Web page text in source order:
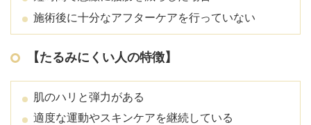
施術後に十分なアフターケアを行っていない
【たるみにくい人の特徴】
肌のハリと弾力がある
適度な運動やスキンケアを継続している